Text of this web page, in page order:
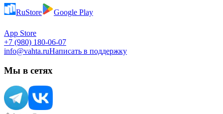
RuStore Google Play
App Store
+7 (980) 180-06-07
info@vahta.ruНаписать в поддержку
Мы в сетях